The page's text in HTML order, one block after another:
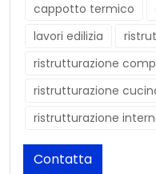
cappotto termico
lavori edilizia
ristrutturazione
ristrutturazione
ristrutturazione
Contatta